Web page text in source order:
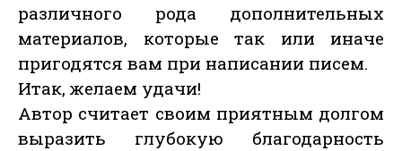
различного рода дополнительных
материалов, которые так или иначе
пригодятся вам при написании писем.
Итак, желаем удачи!
Автор считает своим приятным долгом
выразить глубокую благодарность